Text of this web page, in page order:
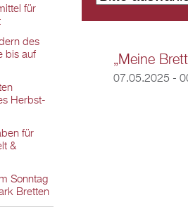
„Meine
07.05.2025 -
für
des
bis auf
Herbst-
für
&
Sonntag
Bretten